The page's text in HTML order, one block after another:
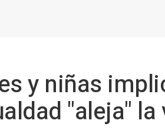
y niñas
"aleja" la